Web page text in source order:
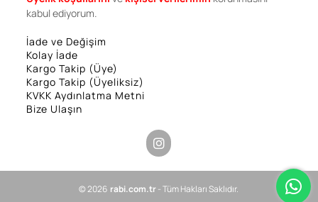
kabul ediyorum.
İade ve Değişim
Kolay İade
Kargo Takip (Üye)
Kargo Takip (Üyeliksiz)
KVKK Aydınlatma Metni
Bize Ulaşın
© 2026 rabi.com.tr- Tüm Hakları Saklıdır.